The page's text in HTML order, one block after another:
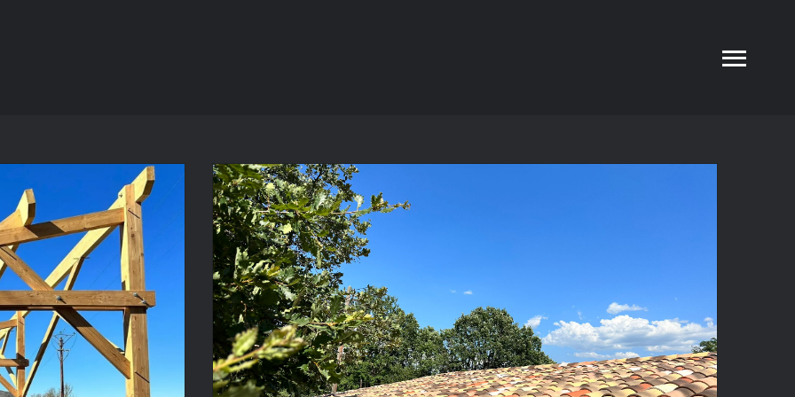
COUVERTURE